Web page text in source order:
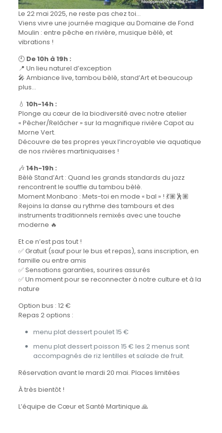
Le 22 mai 2025, ne reste pas chez toi…
Viens vivre une journée magique au Domaine de Fond
Moulin : entre pêche en rivière, musique bèlè, et
vibrations !
🕙 De 10h à 19h :
📍 Un lieu naturel d’exception
🎤 Ambiance live, tambou bèlè, stand’Art et beaucoup
plus…
💧 10h-14h :
Plonge au cœur de la biodiversité avec notre atelier
« Pêcher/Relâcher » sur la magnifique rivière Capot au
Morne Vert.
Découvre de tes propres yeux l’incroyable vie aquatique
de nos rivières martiniquaises !
🎶 14h-19h :
Bèlè Stand’Art : Quand les grands standards du jazz
rencontrent le souffle du tambou bèlè.
Moment Monbano : Mets-toi en mode « bal » ! 💃🏽🕺🏽
Rejoins la danse au rythme des tambours et des
instruments traditionnels remixés avec une touche
moderne 🔥
Et ce n’est pas tout !
✅ Gratuit (sauf pour le bus et repas), sans inscription, en
famille ou entre amis
✅ Sensations garanties, sourires assurés
✅ Un moment pour se reconnecter à notre culture et à la
nature
Option bus : 12 €
Repas 2 options :
menu plat dessert poulet 15 €
menu plat dessert poisson 15 € ⁠les 2 menus sont
accompagnés de riz lentilles et salade de fruit.
Réservation avant le mardi 20 mai. Places limitées
À très bientôt !
L’équipe de Cœur et Santé Martinique 🙏